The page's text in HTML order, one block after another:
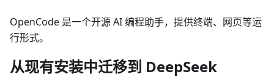
OpenCode 是一个开源 AI 编程助手，提供终端、网页等运
行形式。
从现有安装中迁移到 DeepSeek